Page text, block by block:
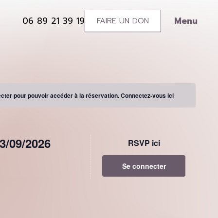
0689213919
06 89 21 39 19
Soutenez
FAIRE UN DON Menu
pour pouvoir accéder à la réservation.Connectez-vous ici
09/2026
RSVP ici
Se connecter